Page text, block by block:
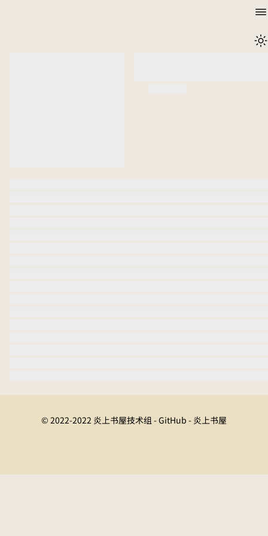
© 2022-2022 炎上书屋技术组 - GitHub - 炎上书屋